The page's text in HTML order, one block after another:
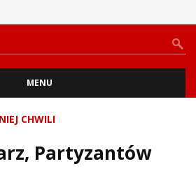
MENU
CHWILI
Partyzantów